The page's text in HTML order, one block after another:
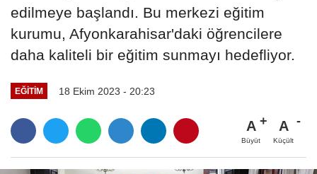
edilmeye başlandı. Bu merkezi eğitim
kurumu, Afyonkarahisar'daki öğrencilere
daha kaliteli bir eğitim sunmayı hedefliyor.
EĞITIM 18 Ekim 2023 - 20:23
A
Büyüt
A
Küçült